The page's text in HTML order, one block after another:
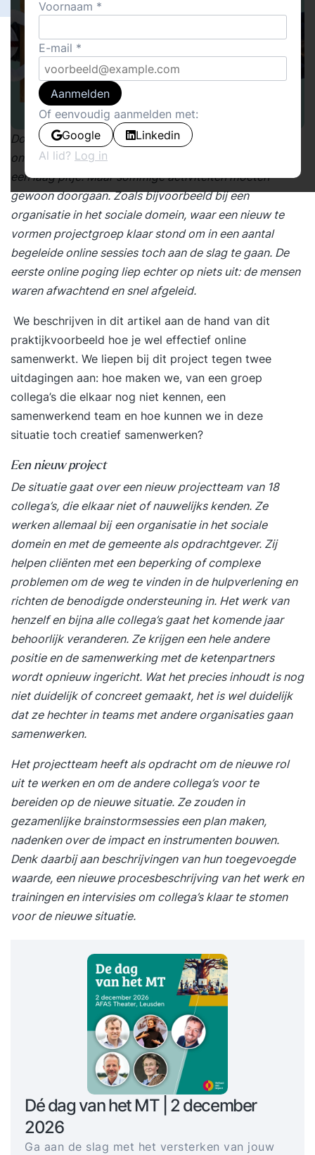
Door de huidige crisis werken we ineens en
onverwachts thuis. Veel zaken liggen stil of staan op
een laag pitje. Maar sommige activiteiten moeten
gewoon doorgaan. Zoals bijvoorbeeld bij een
organisatie in het sociale domein, waar een nieuw te
vormen projectgroep klaar stond om in een aantal
begeleide online sessies toch aan de slag te gaan. De
eerste online poging liep echter op niets uit: de mensen
waren afwachtend en snel afgeleid.
We beschrijven in dit artikel aan de hand van dit
praktijkvoorbeeld hoe je wel effectief online
samenwerkt. We liepen bij dit project tegen twee
uitdagingen aan: hoe maken we, van een groep
collega’s die elkaar nog niet kennen, een
samenwerkend team en hoe kunnen we in deze
situatie toch creatief samenwerken?
Een nieuw project
De situatie gaat over een nieuw projectteam van 18
collega’s, die elkaar niet of nauwelijks kenden. Ze
werken allemaal bij een organisatie in het sociale
domein en met de gemeente als opdrachtgever. Zij
helpen cliënten met een beperking of complexe
problemen om de weg te vinden in de hulpverlening en
richten de benodigde ondersteuning in. Het werk van
henzelf en bijna alle collega’s gaat het komende jaar
behoorlijk veranderen. Ze krijgen een hele andere
positie en de samenwerking met de ketenpartners
wordt opnieuw ingericht. Wat het precies inhoudt is nog
niet duidelijk of concreet gemaakt, het is wel duidelijk
dat ze hechter in teams met andere organisaties gaan
samenwerken.
Het projectteam heeft als opdracht om de nieuwe rol
uit te werken en om de andere collega’s voor te
bereiden op de nieuwe situatie. Ze zouden in
gezamenlijke brainstormsessies een plan maken,
nadenken over de impact en instrumenten bouwen.
Denk daarbij aan beschrijvingen van hun toegevoegde
waarde, een nieuwe procesbeschrijving van het werk en
trainingen en intervisies om collega’s klaar te stomen
voor de nieuwe situatie.
Dé dag van het MT | 2 december
2026
Ga aan de slag met het versterken van jouw
Voornaam
E-mail
Aanmelden
Of eenvoudig aanmelden met:
Google
Linkedin
Al lid? Log in